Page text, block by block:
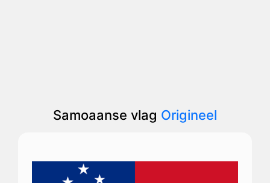
Samoaanse vlag Origineel